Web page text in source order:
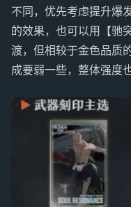
不同，优先考虑提升爆
的效果，也可以用【驰
渡，但相较于金色品质
成要弱一些，整体强度